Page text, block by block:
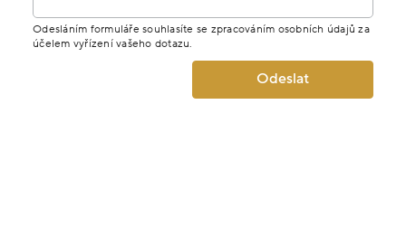
Odesláním formuláře souhlasíte se zpracováním osobních údajů za
účelem vyřízení vašeho dotazu.
Odeslat